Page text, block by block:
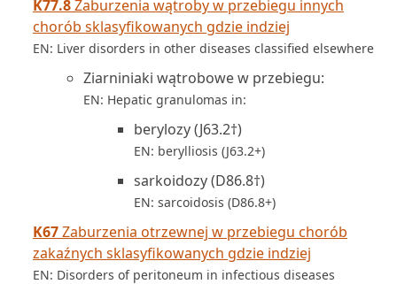
K77.8Zaburzenia wątroby w przebiegu innych
chorób sklasyfikowanych gdzie indziej
EN: Liver disorders in other diseases classified elsewhere
Ziarniniaki wątrobowe w przebiegu:
EN: Hepatic granulomas in:
berylozy (J63.2†)
EN: berylliosis (J63.2+)
sarkoidozy (D86.8†)
EN: sarcoidosis (D86.8+)
K67Zaburzenia otrzewnej w przebiegu chorób
zakaźnych sklasyfikowanych gdzie indziej
EN: Disorders of peritoneum in infectious diseases